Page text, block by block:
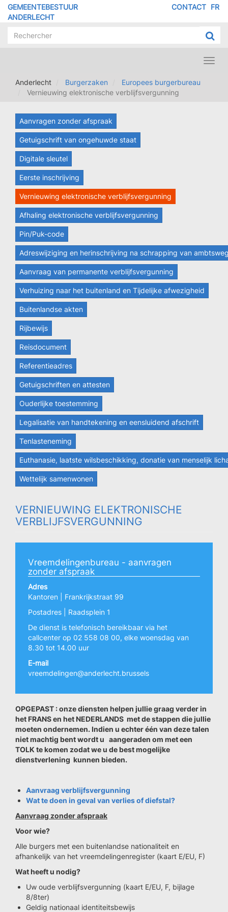
Overslaan
GEMEENTEBESTUUR
ANDERLECHT
FR
CONTACT
Anderlecht
Burgerzaken
Europees burgerbureau
Vernieuwing elektronische verblijfsvergunning
Aanvragen zonder afspraak
Getuigschrift van ongehuwde staat
Digitale sleutel
Eerste inschrijving
Vernieuwing elektronische verblijfsvergunning
Afhaling elektronische verblijfsvergunning
Pin/Puk-code
Adreswijziging en herinschrijving na schrapping van
Aanvraag van permanente verblijfsvergunning
Verhuizing naar het buitenland en Tijdelijke afwezigheid
Buitenlandse akten
Rijbewijs
Reisdocument
Referentieadres
Getuigschriften en attesten
Ouderlijke toestemming
Legalisatie van handtekening en eensluidend afschrift
Tenlasteneming
Euthanasie, laatste wilsbeschikking, donatie van menselijk
Wettelijk samenwonen
VERNIEUWING ELEKTRONISCHE
VERBLIJFSVERGUNNING
Vreemdelingenbureau - aanvragen
zonder afspraak
Adres
Kantoren | Frankrijkstraat 99
Postadres | Raadsplein 1
De dienst is telefonisch bereikbaar via het
callcenter op 02 558 08 00, elke woensdag van
8.30 tot 14.00 uur
E-mail
vreemdelingen@anderlecht.brussels
OPGEPAST : onze diensten helpen jullie graag verder in
het FRANS en het NEDERLANDS met de stappen die jullie
moeten ondernemen. Indien u echter één van deze talen
niet machtig bent wordt u aangeraden om met een
TOLK te komen zodat we u de best mogelijke
dienstverlening kunnen bieden.
Aanvraag verblijfsvergunning
Wat te doen in geval van verlies of diefstal?
Aanvraag zonder afspraak
Voor wie?
Alle burgers met een buitenlandse nationaliteit en
afhankelijk van het vreemdelingenregister (kaart E/EU, F)
Wat heeft u nodig?
Uw oude verblijfsvergunning (kaart E/EU, F, bijlage
8/8ter)
Geldig nationaal identiteitsbewijs